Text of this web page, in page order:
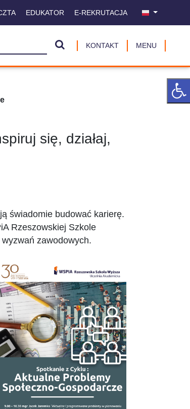
EDUKATOR E-REKRUTACJA
KONTAKT MENU
się, działaj,
świadomie budować karierę.
Rzeszowskiej Szkole
zawodowych.